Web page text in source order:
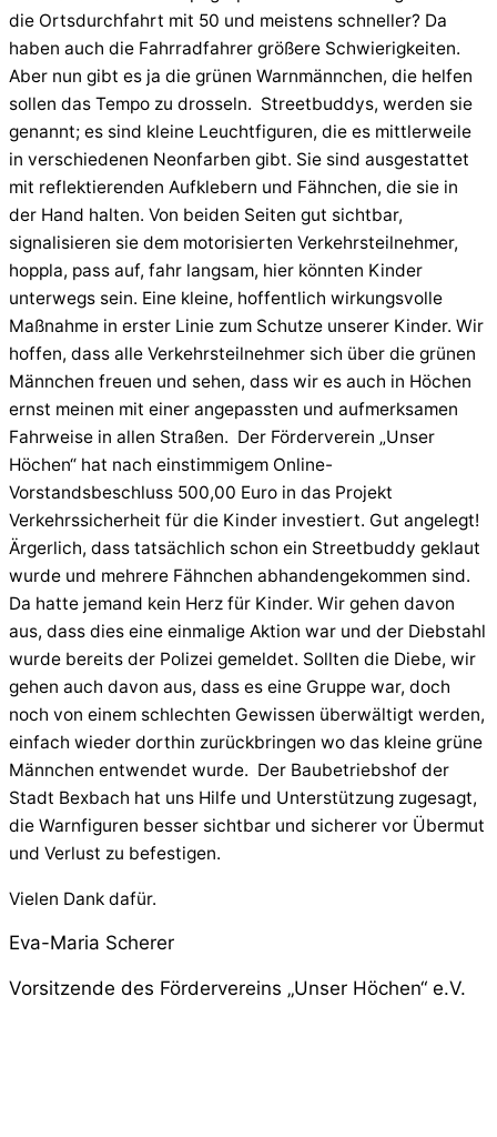
die Ortsdurchfahrt mit 50 und meistens schneller? Da
haben auch die Fahrradfahrer größere Schwierigkeiten.
Aber nun gibt es ja die grünen Warnmännchen, die helfen
sollen das Tempo zu drosseln. Streetbuddys, werden sie
genannt; es sind kleine Leuchtfiguren, die es mittlerweile
in verschiedenen Neonfarben gibt. Sie sind ausgestattet
mit reflektierenden Aufklebern und Fähnchen, die sie in
der Hand halten. Von beiden Seiten gut sichtbar,
signalisieren sie dem motorisierten Verkehrsteilnehmer,
hoppla, pass auf, fahr langsam, hier könnten Kinder
unterwegs sein. Eine kleine, hoffentlich wirkungsvolle
Maßnahme in erster Linie zum Schutze unserer Kinder. Wir
hoffen, dass alle Verkehrsteilnehmer sich über die grünen
Männchen freuen und sehen, dass wir es auch in Höchen
ernst meinen mit einer angepassten und aufmerksamen
Fahrweise in allen Straßen. Der Förderverein „Unser
Höchen“ hat nach einstimmigem Online-
Vorstandsbeschluss 500,00 Euro in das Projekt
Verkehrssicherheit für die Kinder investiert. Gut angelegt!
Ärgerlich, dass tatsächlich schon ein Streetbuddy geklaut
wurde und mehrere Fähnchen abhandengekommen sind.
Da hatte jemand kein Herz für Kinder. Wir gehen davon
aus, dass dies eine einmalige Aktion war und der Diebstahl
wurde bereits der Polizei gemeldet. Sollten die Diebe, wir
gehen auch davon aus, dass es eine Gruppe war, doch
noch von einem schlechten Gewissen überwältigt werden,
einfach wieder dorthin zurückbringen wo das kleine grüne
Männchen entwendet wurde. Der Baubetriebshof der
Stadt Bexbach hat uns Hilfe und Unterstützung zugesagt,
die Warnfiguren besser sichtbar und sicherer vor Übermut
und Verlust zu befestigen.
Vielen Dank dafür.
Eva-Maria Scherer
Vorsitzende des Fördervereins „Unser Höchen“ e.V.